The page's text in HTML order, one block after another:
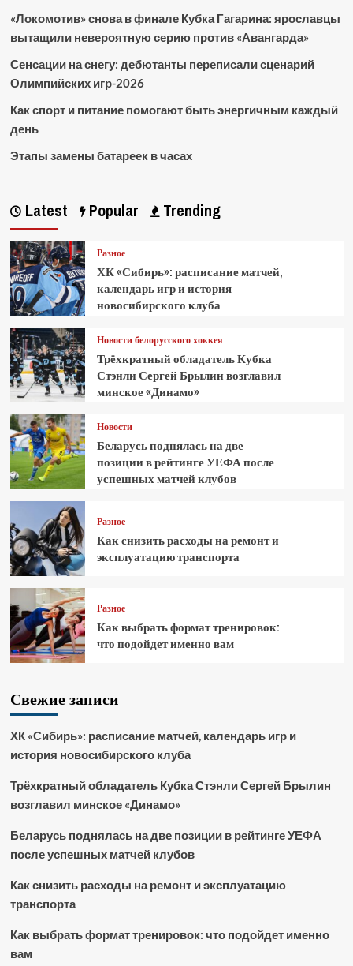
«Локомотив» снова в финале Кубка Гагарина: ярославцы
вытащили невероятную серию против «Авангарда»
Сенсации на снегу: дебютанты переписали сценарий
Олимпийских игр-2026
Как спорт и питание помогают быть энергичным каждый
день
Этапы замены батареек в часах
Latest Popular Trending
Разное
ХК «Сибирь»: расписание матчей,
календарь игр и история
новосибирского клуба
Новости белорусского хоккея
Трёхкратный обладатель Кубка
Стэнли Сергей Брылин возглавил
минское «Динамо»
Новости
Беларусь поднялась на две
позиции в рейтинге УЕФА после
успешных матчей клубов
Разное
Как снизить расходы на ремонт и
эксплуатацию транспорта
Разное
Как выбрать формат тренировок:
что подойдет именно вам
Свежие записи
ХК «Сибирь»: расписание матчей, календарь игр и
история новосибирского клуба
Трёхкратный обладатель Кубка Стэнли Сергей Брылин
возглавил минское «Динамо»
Беларусь поднялась на две позиции в рейтинге УЕФА
после успешных матчей клубов
Как снизить расходы на ремонт и эксплуатацию
транспорта
Как выбрать формат тренировок: что подойдет именно
вам